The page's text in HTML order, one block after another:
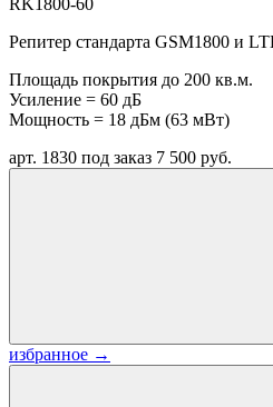
RK1800-60
Репитер стандарта GSM1800 и
Площадь покрытия до 200 кв.м.
Усиление = 60 дБ
Мощность = 18 дБм (63 мВт)
арт. 1830 под заказ 7 500 руб.
избранное →